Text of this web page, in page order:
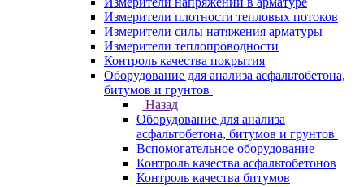
Измерители плотности тепловых потоков
Измерители силы натяжения арматуры
Измерители теплопроводности
Контроль качества покрытия
Оборудование для анализа асфальтобетона,
битумов и грунтов
Назад
Оборудование для анализа
асфальтобетона, битумов и грунтов
Вспомогательное оборудование
Контроль качества асфальтобетонов
Контроль качества битумов